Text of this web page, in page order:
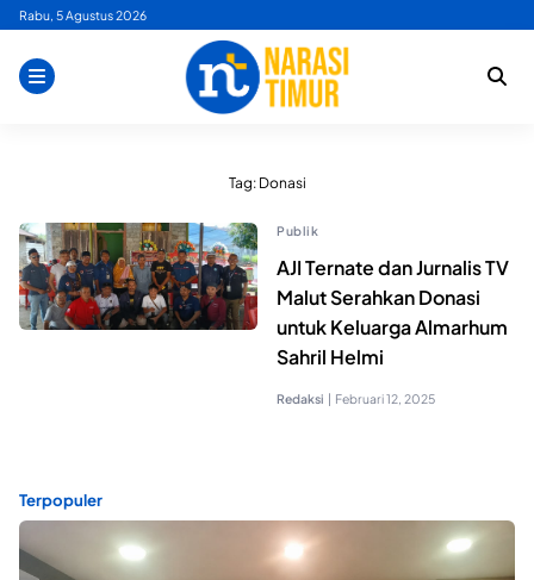
Skip
content
Rabu, 5 Agustus 2026
Tag: Donasi
Publik
AJI Ternate dan Jurnalis TV
Malut Serahkan Donasi
untuk Keluarga Almarhum
Sahril Helmi
Redaksi | Februari 12, 2025
Terpopuler